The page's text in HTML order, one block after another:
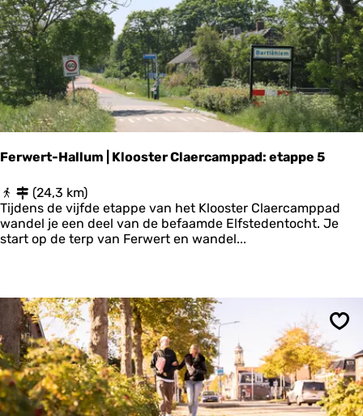
n
E
i
g
e
n
h
e
i
m
e
s
Ferwert-Hallum | Klooster Claercamppad: etappe 5
F
e
r
w
-
l
l
u
m
|
(24,3 km)
Tijdens de vijfde etappe van het Klooster Claercamppad
wandel je een deel van de befaamde Elfstedentocht. Je
start op de terp van Ferwert en wandel...